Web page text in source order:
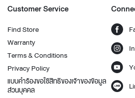
Customer Service
Find Store
Warranty
Terms & Conditions
Privacy Policy
แบบคำร้องขอใช้สิทธิของเจ้าของข้อมูล
ส่วนบุคคล